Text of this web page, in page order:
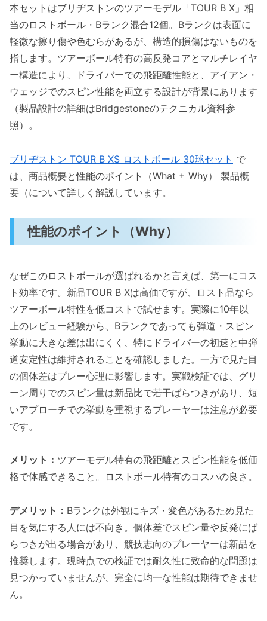
本セットはブリヂストンのツアーモデル「TOUR B X」相
当のロストボール・Bランク混合12個。Bランクは表面に
軽微な擦り傷や色むらがあるが、構造的損傷はないものを
指します。ツアーボール特有の高反発コアとマルチレイヤ
ー構造により、ドライバーでの飛距離性能と、アイアン・
ウェッジでのスピン性能を両立する設計が背景にあります
（製品設計の詳細はBridgestoneのテクニカル資料参
照）。
ブリヂストン TOUR B XS ロストボール 30球セット で
は、商品概要と性能のポイント（What + Why） 製品概
要（について詳しく解説しています。
性能のポイント（Why）
なぜこのロストボールが選ばれるかと言えば、第一にコス
ト効率です。新品TOUR B Xは高価ですが、ロスト品なら
ツアーボール特性を低コストで試せます。実際に10年以
上のレビュー経験から、Bランクであっても弾道・スピン
挙動に大きな差は出にくく、特にドライバーの初速と中弾
道安定性は維持されることを確認しました。一方で見た目
の個体差はプレー心理に影響します。実戦検証では、グリ
ーン周りでのスピン量は新品比で若干ばらつきがあり、短
いアプローチでの挙動を重視するプレーヤーは注意が必要
です。
メリット： ツアーモデル特有の飛距離とスピン性能を低価
格で体感できること。ロストボール特有のコスパの良さ。
デメリット： Bランクは外観にキズ・変色があるため見た
目を気にする人には不向き。個体差でスピン量や反発にば
らつきが出る場合があり、競技志向のプレーヤーは新品を
推奨します。現時点での検証では耐久性に致命的な問題は
見つかっていませんが、完全に均一な性能は期待できませ
ん。